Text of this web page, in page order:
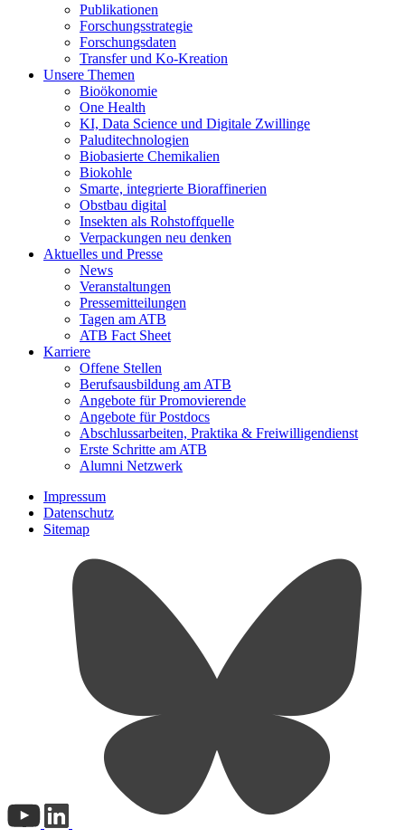
Publikationen
Forschungsstrategie
Forschungsdaten
Transfer und Ko-Kreation
Unsere Themen
Bioökonomie
One Health
KI, Data Science und Digitale Zwillinge
Paluditechnologien
Biobasierte Chemikalien
Biokohle
Smarte, integrierte Bioraffinerien
Obstbau digital
Insekten als Rohstoffquelle
Verpackungen neu denken
Aktuelles und Presse
News
Veranstaltungen
Pressemitteilungen
Tagen am ATB
ATB Fact Sheet
Karriere
Offene Stellen
Berufsausbildung am ATB
Angebote für Promovierende
Angebote für Postdocs
Abschlussarbeiten, Praktika & Freiwilligendienst
Erste Schritte am ATB
Alumni Netzwerk
Impressum
Datenschutz
Sitemap